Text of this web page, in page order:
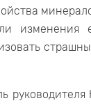
изменения